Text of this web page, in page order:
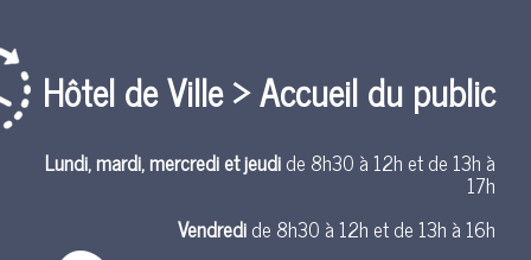
Hôtel de Ville > Accueil du public
Lundi, mardi, mercredi et jeudide 8h30 à 12h et de 13h à
17h
Vendredide 8h30 à 12h et de 13h à 16h